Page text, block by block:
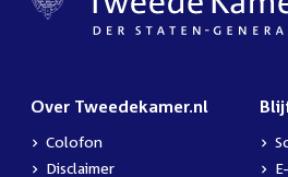
Over Tweedekamer.nl
Colofon
Disclaimer